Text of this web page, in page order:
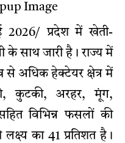
2026/ प्रदेश में खेती-
के साथ जारी है। राज्य में
अधिक हेक्टेयर क्षेत्र में
कुटकी, अरहर, मूंग,
विभिन्न फसलों की
का 41 प्रतिशत है।